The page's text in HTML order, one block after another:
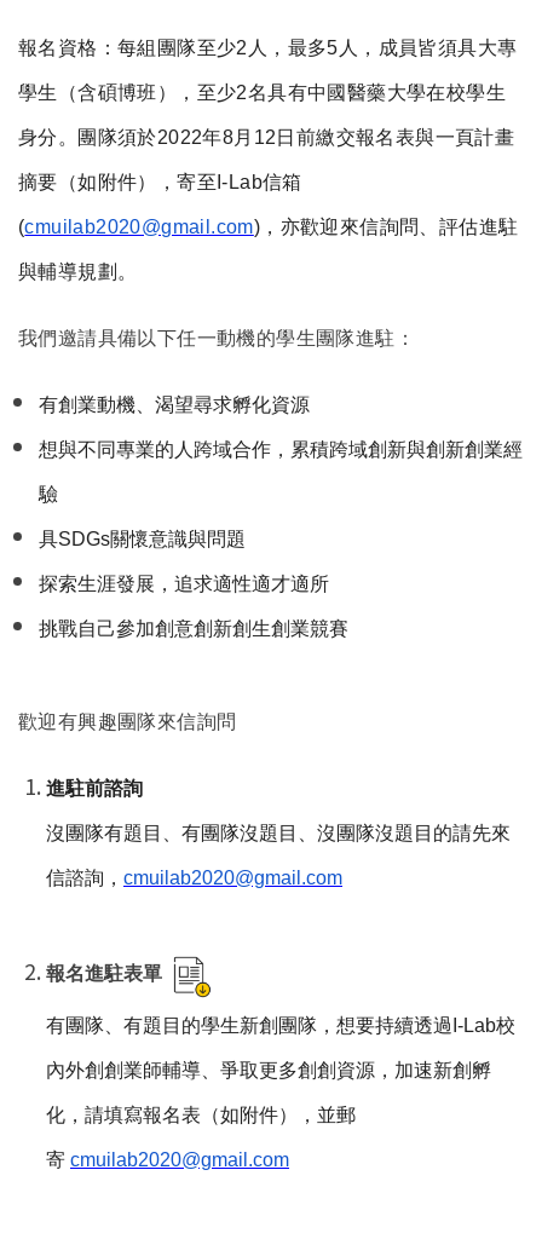
報名資格：每組團隊至少2人，最多5人，成員皆須具大專
學生（含碩博班），至少2名具有中國醫藥大學在校學生
身分。團隊須於2022年8月12日前繳交報名表與一頁計畫
摘要（如附件），寄至I-Lab信箱
(cmuilab2020@gmail.com) ，亦歡迎來信詢問、評估進駐
與輔導規劃。
我們邀請具備以下任一動機的學生團隊進駐：
有創業動機、渴望尋求孵化資源
想與不同專業的人跨域合作，累積跨域創新與創新創業經
驗
具SDGs關懷意識與問題
探索生涯發展，追求適性適才適所
挑戰自己參加創意創新創生創業競賽
歡迎有興趣團隊來信詢問
進駐前諮詢
沒團隊有題目、有團隊沒題目、沒團隊沒題目的請先來
信諮詢， cmuilab2020@gmail.com
報名進駐表單
有團隊、有題目的學生新創團隊，想要持續透過I-Lab校
內外創創業師輔導、爭取更多創創資源，加速新創孵
化，請填寫報名表（如附件），並郵
寄 cmuilab2020@gmail.com